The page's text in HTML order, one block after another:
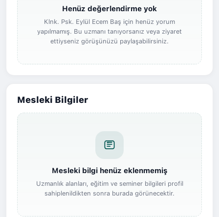
Henüz değerlendirme yok
Klnk. Psk. Eylül Ecem Baş için henüz yorum
yapılmamış. Bu uzmanı tanıyorsanız veya ziyaret
ettiyseniz görüşünüzü paylaşabilirsiniz.
Mesleki Bilgiler
Mesleki bilgi henüz eklenmemiş
Uzmanlık alanları, eğitim ve seminer bilgileri profil
sahiplenildikten sonra burada görünecektir.